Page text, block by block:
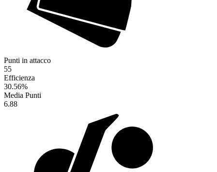
Punti in attacco
55
Efficienza
30.56%
Media Punti
6.88